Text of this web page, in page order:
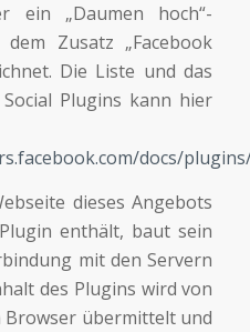
ein „Daumen hoch“-
Zusatz „Facebook
Die Liste und das
Plugins kann hier
docs/
dieses Angebots
enthält, baut sein
mit den Servern
des Plugins wird von
Browser übermittelt und